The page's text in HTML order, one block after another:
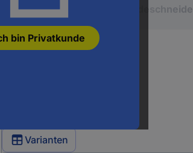
bin Privatkunde
Gewindeschneider
Varianten